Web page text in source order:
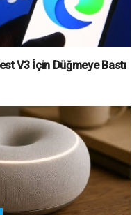
V3 İçin Düğmeye Bastı